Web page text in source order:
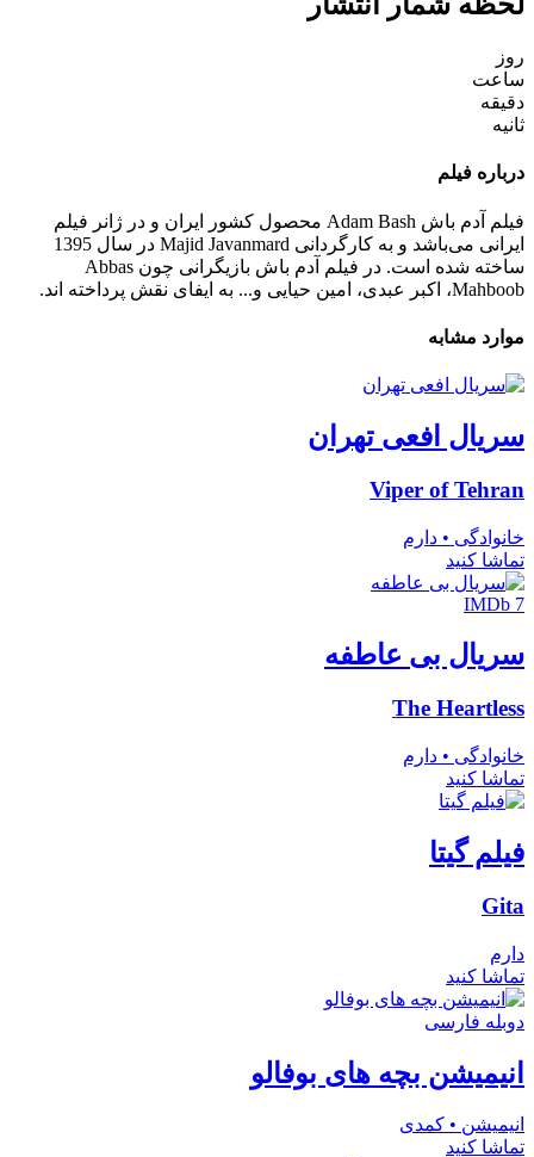
روز
ساعت
دقیقه
ثانیه
درباره فیلم
فیلم آدم باش Adam Bash محصول کشور ایران و در ژانر فیلم
ایرانی می‌باشد و به کارگردانی Majid Javanmard در سال 1395
ساخته شده است. در فیلم آدم باش بازیگرانی چون Abbas
Mahboob، اکبر عبدی، امین حیایی و... به ایفای نقش پرداخته اند.
موارد مشابه
سریال افعی تهران
Viper of Tehran
خانوادگی • دارم
تماشا کنید
IMDb 7
سریال بی عاطفه
The Heartless
خانوادگی • دارم
تماشا کنید
فیلم گیتا
Gita
دارم
تماشا کنید
دوبله فارسی
انیمیشن بچه های بوفالو
انیمیشن • کمدی
تماشا کنید